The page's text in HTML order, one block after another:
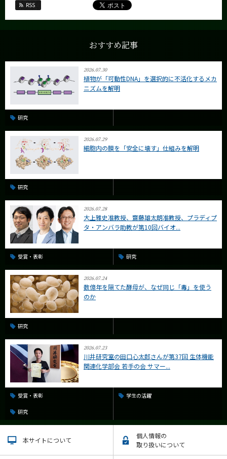
RSS
おすすめ記事
2026.07.30
植物が「可動性DNA」を選択的に不活化するメカ
ニズムを解明
研究
2026.07.29
細胞内の膜を「安全に壊す」仕組みを解明
研究
2026.07.28
大上雅史准教授、齋藤雄太朗准教授、プラディプ
タ・アンバラ助教が第10回バイオ...
受賞・表彰 研究
2026.07.24
数億年を隔てた酵母が、なぜ同じ「毒」を使う
のか
研究
2026.07.23
川井研究室の田口心太郎さんが第37回 生体機能
関連化学部会 若手の会 サマー...
受賞・表彰 学生の活躍
研究
本サイトについて
個人情報の
取り扱いについて